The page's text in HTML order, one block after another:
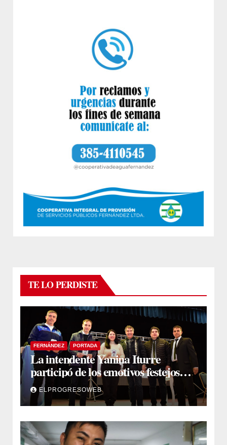
TE LO PERDISTE
FERNÁNDEZ PORTADA
La intendente Yanina Iturre
participó de los emotivos festejos
por el Aniversario del Taekwon-Do
en Fernández
ELPROGRESOWEB